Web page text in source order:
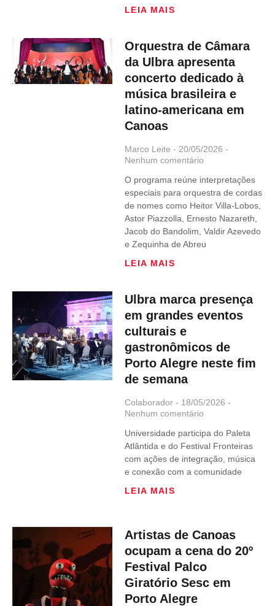
LEIA MAIS
Orquestra de Câmara
da Ulbra apresenta
concerto dedicado à
música brasileira e
latino-americana em
Canoas
Marco Leite
20/05/2026
Nenhum comentário
O programa reúne interpretações
especiais para orquestra de cordas
de nomes como Heitor Villa-Lobos,
Astor Piazzolla, Ernesto Nazareth,
Jacob do Bandolim, Valdir Azevedo
e Zequinha de Abreu
LEIA MAIS
Ulbra marca presença
em grandes eventos
culturais e
gastronômicos de
Porto Alegre neste fim
de semana
Colaborador
18/05/2026
Nenhum comentário
Universidade participa do Paleta
Atlântida e do Festival Fronteiras
com ações de integração, música
e conexão com a comunidade
LEIA MAIS
Artistas de Canoas
ocupam a cena do 20º
Festival Palco
Giratório Sesc em
Porto Alegre